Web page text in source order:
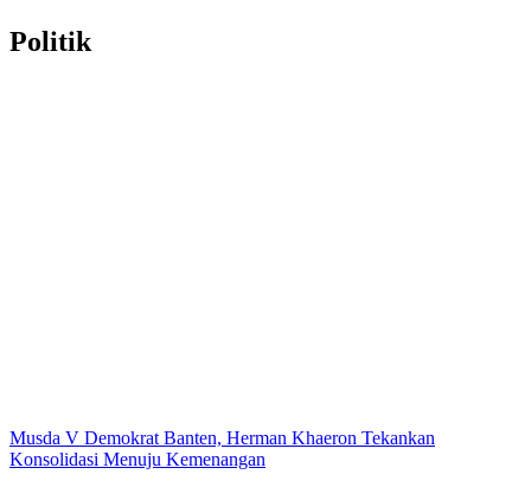
Politik
Musda V Demokrat Banten, Herman Khaeron Tekankan
Konsolidasi Menuju Kemenangan